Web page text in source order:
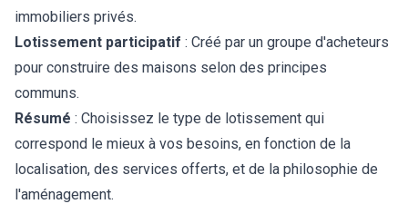
immobiliers privés.
Lotissement participatif : Créé par un groupe d'acheteurs
pour construire des maisons selon des principes
communs.
Résumé : Choisissez le type de lotissement qui
correspond le mieux à vos besoins, en fonction de la
localisation, des services offerts, et de la philosophie de
l'aménagement.